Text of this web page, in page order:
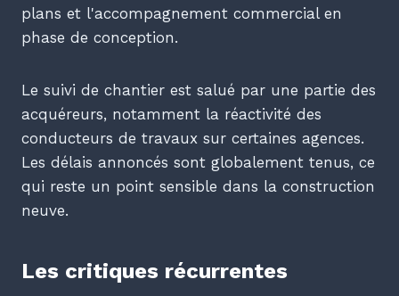
plans et l'accompagnement commercial en
phase de conception.
Le suivi de chantier est salué par une partie des
acquéreurs, notamment la réactivité des
conducteurs de travaux sur certaines agences.
Les délais annoncés sont globalement tenus, ce
qui reste un point sensible dans la construction
neuve.
Les critiques récurrentes